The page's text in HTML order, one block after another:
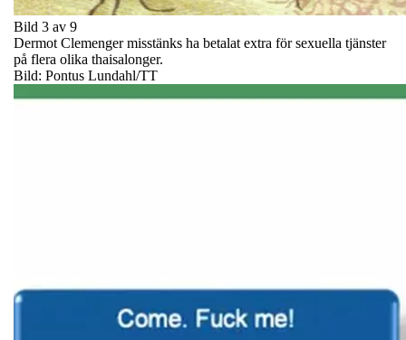
Bild 3 av 9
Dermot Clemenger misstänks ha betalat extra för sexuella tjänster
på flera olika thaisalonger.
Bild: Pontus Lundahl/TT